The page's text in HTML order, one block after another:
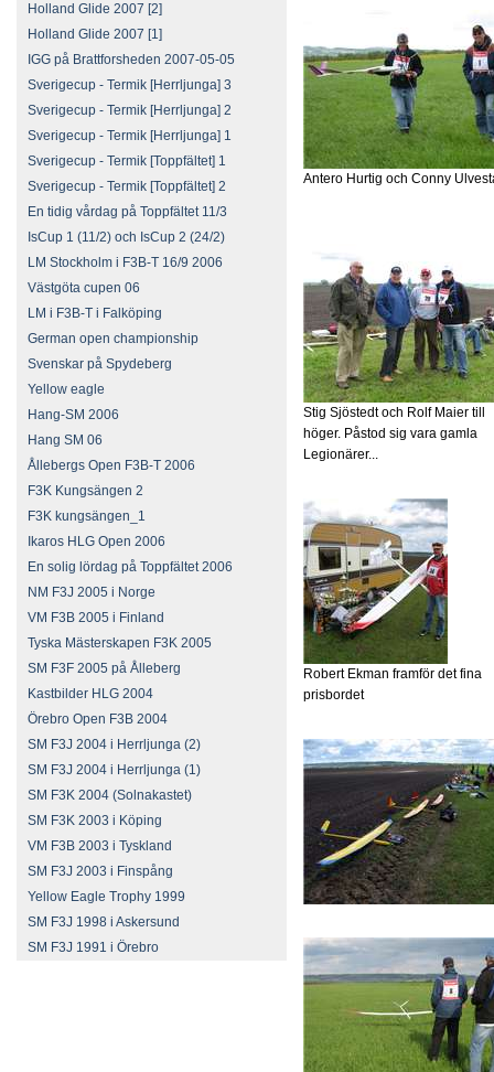
Holland Glide 2007 [2]
Holland Glide 2007 [1]
IGG på Brattforsheden 2007-05-05
Sverigecup - Termik [Herrljunga] 3
Sverigecup - Termik [Herrljunga] 2
Sverigecup - Termik [Herrljunga] 1
Sverigecup - Termik [Toppfältet] 1
Sverigecup - Termik [Toppfältet] 2
En tidig vårdag på Toppfältet 11/3
IsCup 1 (11/2) och IsCup 2 (24/2)
LM Stockholm i F3B-T 16/9 2006
Västgöta cupen 06
LM i F3B-T i Falköping
German open championship
Svenskar på Spydeberg
Yellow eagle
Hang-SM 2006
Hang SM 06
Ållebergs Open F3B-T 2006
F3K Kungsängen 2
F3K kungsängen_1
Ikaros HLG Open 2006
En solig lördag på Toppfältet 2006
NM F3J 2005 i Norge
VM F3B 2005 i Finland
Tyska Mästerskapen F3K 2005
SM F3F 2005 på Ålleberg
Kastbilder HLG 2004
Örebro Open F3B 2004
SM F3J 2004 i Herrljunga (2)
SM F3J 2004 i Herrljunga (1)
SM F3K 2004 (Solnakastet)
SM F3K 2003 i Köping
VM F3B 2003 i Tyskland
SM F3J 2003 i Finspång
Yellow Eagle Trophy 1999
SM F3J 1998 i Askersund
SM F3J 1991 i Örebro
Antero Hurtig och Conny
Stig Sjöstedt och Rolf Maier till
höger. Påstod sig vara gamla
Legionärer...
Robert Ekman framför det fina
prisbordet